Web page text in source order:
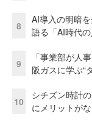
8
AI導入の明暗
語る「AI時代
9
「事業部が人
阪ガスに学ぶ“
10
シチズン時計
にメリットが